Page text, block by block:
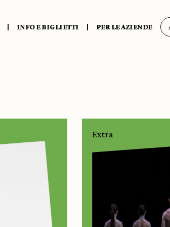
INFO E BIGLIETTI PER LE AZIENDE
Extra